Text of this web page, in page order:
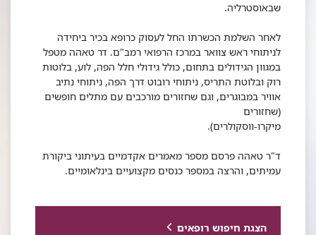
שבאוסטרליה.
לאחר השלמת הכשרתו החל לעסוק כרופא בכיר ביחידה
לניתוחי ראש צוואר במרכז הרפואי רמב"ם. דר טאהה מטפל
במגוון הגידולים בתחום, כולל גידולי חלל הפה, לוע, בלוטות
רוק ובלוטת התריס, ניתוחי רובוט דרך הפה, ניתוחי נתיב
אוויר במבוגרים, וגם שחזורים מורכבים עם מתלים חופשים
(שחזורים
מיקרו-ווסקולרים).
ד"ר טאהה פרסם מספר מאמרים אקדמיים בעיתוני ביקורת
עמיתים, והרצה במספר כנסים מקצועיים בינלאומיים.
הצגת חיפוש רופאים